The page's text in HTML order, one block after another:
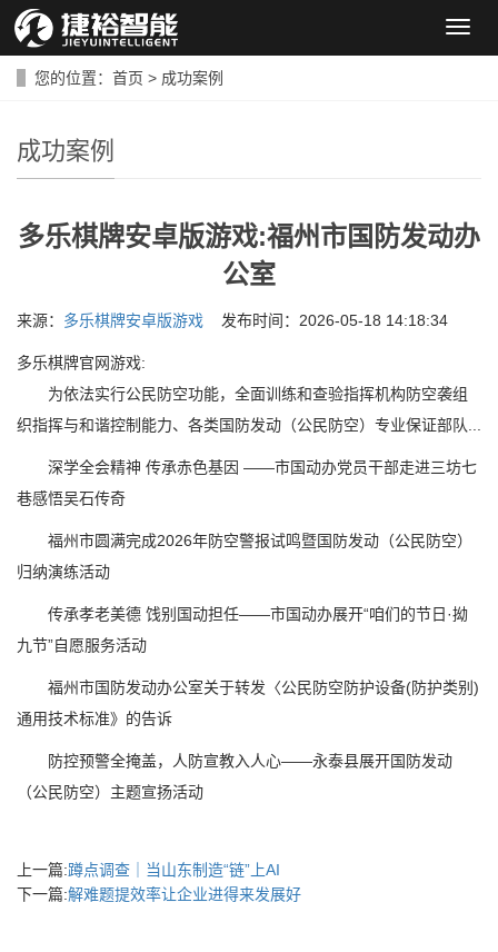
导
您的位置： 首页 > 成功案例
成功案例
多乐棋牌安卓版游戏:福州市国防发动办
公室
来源： 多乐棋牌安卓版游戏 发布时间：2026-05-18 14:18:34
多乐棋牌官网游戏:
为依法实行公民防空功能，全面训练和查验指挥机构防空袭组
织指挥与和谐控制能力、各类国防发动（公民防空）专业保证部队...
深学全会精神 传承赤色基因 ——市国动办党员干部走进三坊七
巷感悟吴石传奇
福州市圆满完成2026年防空警报试鸣暨国防发动（公民防空）
归纳演练活动
传承孝老美德 饯别国动担任——市国动办展开“咱们的节日·拗
九节”自愿服务活动
福州市国防发动办公室关于转发〈公民防空防护设备(防护类别)
通用技术标准》的告诉
防控预警全掩盖，人防宣教入人心——永泰县展开国防发动
（公民防空）主题宣扬活动
上一篇:蹲点调查｜当山东制造“链”上AI
下一篇:解难题提效率让企业进得来发展好